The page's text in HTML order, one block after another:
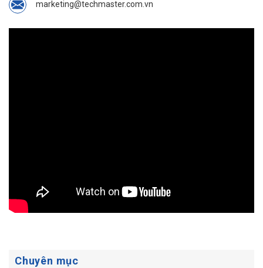
marketing@techmaster.com.vn
Chuyên mục